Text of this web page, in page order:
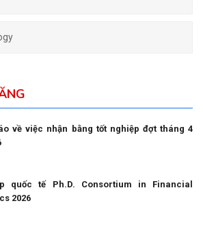
về việc nhận bằng tốt nghiệp đợt tháng 4
quốc tế Ph.D. Consortium in Financial
2026